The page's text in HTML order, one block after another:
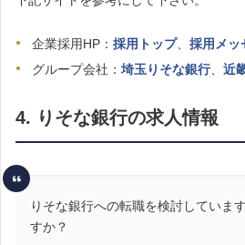
企業採用HP： 採用トップ、 採用メッ
グループ会社： 埼玉りそな銀行、 近
4. りそな銀行の求人情報
りそな銀行への転職を検討していま
すか？